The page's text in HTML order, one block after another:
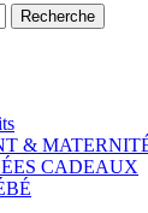
Recherche
&
CADEAUX